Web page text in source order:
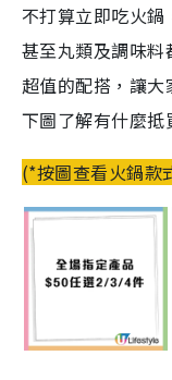
不打算立即吃火
甚至丸類及調味料
超值的配搭，讓大
下圖了解有什麼抵
(*按圖查看火鍋款